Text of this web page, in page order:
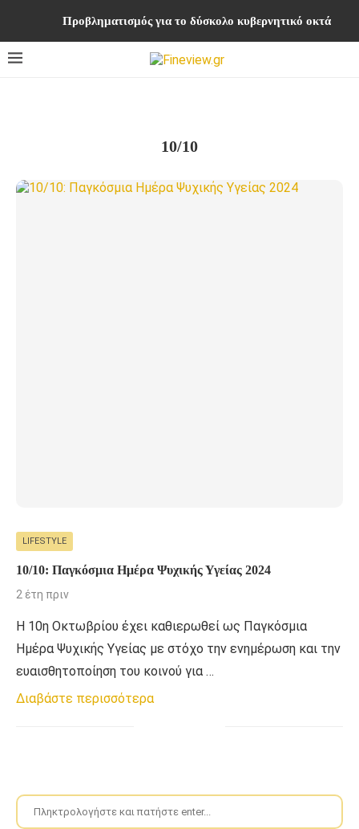
Προβληματισμός για το δύσκολο κυβερνητικό οκτάμηνο
10/10
LIFESTYLE
10/10: Παγκόσμια Ημέρα Ψυχικής Υγείας 2024
2 έτη πριν
Η 10η Οκτωβρίου έχει καθιερωθεί ως Παγκόσμια
Ημέρα Ψυχικής Υγείας με στόχο την ενημέρωση και την
ευαισθητοποίηση του κοινού για …
Διαβάστε περισσότερα